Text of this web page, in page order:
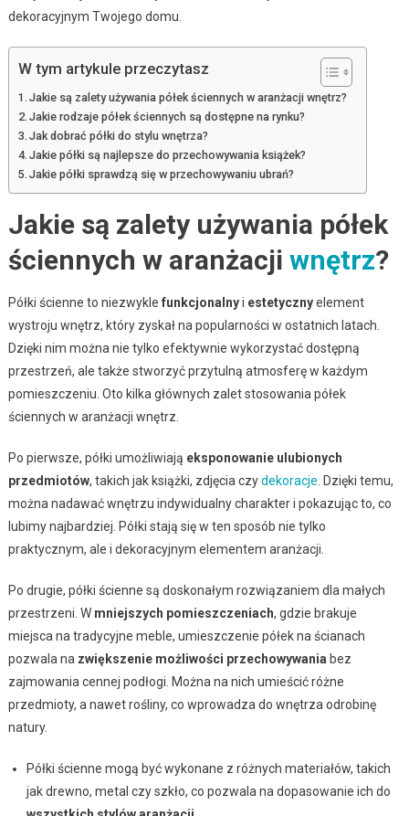
dekoracyjnym Twojego domu.
W tym artykule przeczytasz
Jakie są zalety używania półek ściennych w aranżacji wnętrz?
Jakie rodzaje półek ściennych są dostępne na rynku?
Jak dobrać półki do stylu wnętrza?
Jakie półki są najlepsze do przechowywania książek?
Jakie półki sprawdzą się w przechowywaniu ubrań?
Jakie są zalety używania półek
ściennych w aranżacji wnętrz?
Półki ścienne to niezwykle funkcjonalnyi estetycznyelement
wystroju wnętrz, który zyskał na popularności w ostatnich latach.
Dzięki nim można nie tylko efektywnie wykorzystać dostępną
przestrzeń, ale także stworzyć przytulną atmosferę w każdym
pomieszczeniu. Oto kilka głównych zalet stosowania półek
ściennych w aranżacji wnętrz.
Po pierwsze, półki umożliwiają eksponowanie ulubionych
przedmiotów, takich jak książki, zdjęcia czydekoracje . Dzięki temu,
można nadawać wnętrzu indywidualny charakter i pokazując to, co
lubimy najbardziej. Półki stają się w ten sposób nie tylko
praktycznym, ale i dekoracyjnym elementem aranżacji.
Po drugie, półki ścienne są doskonałym rozwiązaniem dla małych
przestrzeni. W mniejszych pomieszczeniach, gdzie brakuje
miejsca na tradycyjne meble, umieszczenie półek na ścianach
pozwala na zwiększenie możliwości przechowywania bez
zajmowania cennej podłogi. Można na nich umieścić różne
przedmioty, a nawet rośliny, co wprowadza do wnętrza odrobinę
natury.
Półki ścienne mogą być wykonane z różnych materiałów, takich
jak drewno, metal czy szkło, co pozwala na dopasowanie ich do